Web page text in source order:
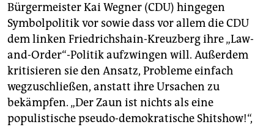
Bürgermeister Kai Wegner (CDU) hingegen
Symbolpolitik vor sowie dass vor allem die CDU
dem linken Friedrichshain-Kreuzberg ihre „Law-
and-Order“-Politik aufzwingen will. Außerdem
kritisieren sie den Ansatz, Probleme einfach
wegzuschließen, anstatt ihre Ursachen zu
bekämpfen. „Der Zaun ist nichts als eine
populistische pseudo-demokratische Shitshow!“,